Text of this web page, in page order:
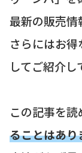
最新の販売情
さらにはお
してご紹介し
この記事を読
ることはあり